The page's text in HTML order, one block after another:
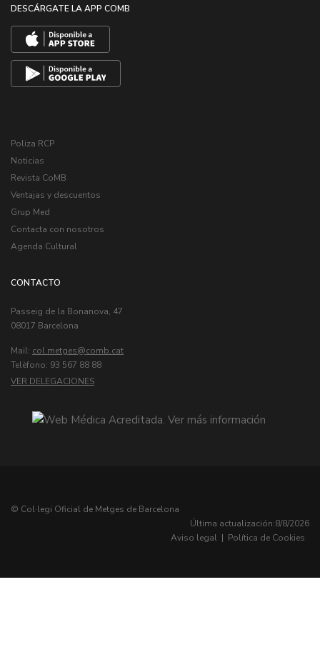
DESCÁRGATE LA APP COMB
Poliza RCP
Noticias
Revista CoMB
Ventajas y descuentos
Grup Med
Contacta con nosotros
Agenda Cultural
CONTACTO
Passeig de la Bonanova, 47
08017 Barcelona
Mail: col.metges
Telèfono: 93 567 88 88
VER DELEGACIONES
© Col·legi Oficial de Metges de Barcelona
Última actualización:8/8/2026
Aviso legal | Política de Cookies